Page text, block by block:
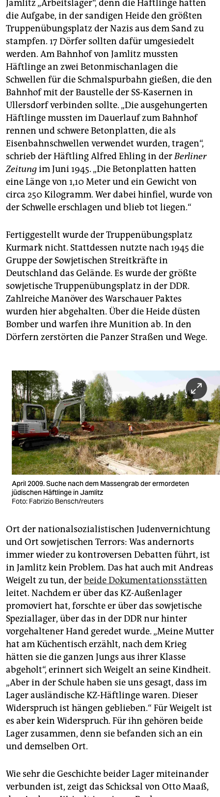
Jamlitz „Arbeitslager“, denn die Häftlinge hatten
die Aufgabe, in der sandigen Heide den größten
Truppenübungsplatz der Nazis aus dem Sand zu
stampfen. 17 Dörfer sollten dafür umgesiedelt
werden. Am Bahnhof von Jamlitz mussten
Häftlinge an zwei Betonmischanlagen die
Schwellen für die Schmalspurbahn gießen, die den
Bahnhof mit der Baustelle der SS-Kasernen in
Ullersdorf verbinden sollte. „Die ausgehungerten
Häftlinge mussten im Dauerlauf zum Bahnhof
rennen und schwere Betonplatten, die als
Eisenbahnschwellen verwendet wurden, tragen“,
schrieb der Häftling Alfred Ehling in derBerliner
Zeitungim Juni 1945. „Die Betonplatten hatten
eine Länge von 1,10 Meter und ein Gewicht von
circa 250 Kilogramm. Wer dabei hinfiel, wurde von
der Schwelle erschlagen und blieb tot liegen.“
Fertiggestellt wurde der Truppenübungsplatz
Kurmark nicht. Stattdessen nutzte nach 1945 die
Gruppe der Sowjetischen Streitkräfte in
Deutschland das Gelände. Es wurde der größte
sowjetische Truppenübungsplatz in der DDR.
Zahlreiche Manöver des Warschauer Paktes
wurden hier abgehalten. Über die Heide düsten
Bomber und warfen ihre Munition ab. In den
Dörfern zerstörten die Panzer Straßen und Wege.
April 2009. Suche nach dem Massengrab der ermordeten
jüdischen Häftlinge in Jamlitz
Foto: Fabrizio Bensch/reuters
Ort der nationalsozialistischen Judenvernichtung
und Ort sowjetischen Terrors: Was andernorts
immer wieder zu kontroversen Debatten führt, ist
in Jamlitz kein Problem. Das hat auch mit Andreas
Weigelt zu tun, derbeide Dokumentationsstätten
leitet. Nachdem er über das KZ-Außenlager
promoviert hat, forschte er über das sowjetische
Speziallager, über das in der DDR nur hinter
vorgehaltener Hand geredet wurde. „Meine Mutter
hat am Küchentisch erzählt, nach dem Krieg
hätten sie die ganzen Jungs aus ihrer Klasse
abgeholt“, erinnert sich Weigelt an seine Kindheit.
„Aber in der Schule haben sie uns gesagt, dass im
Lager ausländische KZ-Häftlinge waren. Dieser
Widerspruch ist hängen geblieben.“ Für Weigelt ist
es aber kein Widerspruch. Für ihn gehören beide
Lager zusammen, denn sie befanden sich an ein
und demselben Ort.
Wie sehr die Geschichte beider Lager miteinander
verbunden ist, zeigt das Schicksal von Otto Maaß,